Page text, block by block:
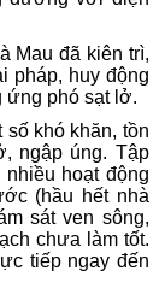
Mau đã kiên trì,
pháp, huy động
ứng phó sạt lở.
khó khăn, tồn
ngập úng. Tập
nhiều hoạt động
(hầu hết nhà
sát ven sông,
chưa làm tốt.
tiếp ngay đến